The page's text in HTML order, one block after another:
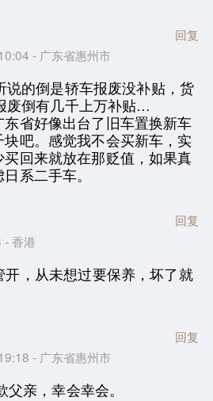
- 广东省惠州市
回复
说的倒是轿车报废没补贴，货
废倒有几千上万补贴…
省好像出台了旧车置换新车
吧。感觉我不会买新车，实
回来就放在那贬值，如果真
系二手车。
香港
回复
开，从未想过要保养，坏了就
- 广东省惠州市
回复
父亲，幸会幸会。